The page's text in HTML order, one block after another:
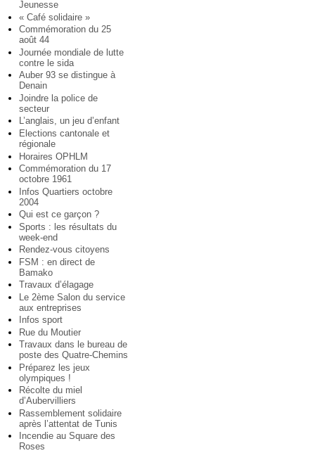
Jeunesse
« Café solidaire »
Commémoration du 25
août 44
Journée mondiale de lutte
contre le sida
Auber 93 se distingue à
Denain
Joindre la police de
secteur
L’anglais, un jeu d’enfant
Elections cantonale et
régionale
Horaires OPHLM
Commémoration du 17
octobre 1961
Infos Quartiers octobre
2004
Qui est ce garçon ?
Sports : les résultats du
week-end
Rendez-vous citoyens
FSM : en direct de
Bamako
Travaux d’élagage
Le 2ème Salon du service
aux entreprises
Infos sport
Rue du Moutier
Travaux dans le bureau de
poste des Quatre-Chemins
Préparez les jeux
olympiques !
Récolte du miel
d’Aubervilliers
Rassemblement solidaire
après l’attentat de Tunis
Incendie au Square des
Roses